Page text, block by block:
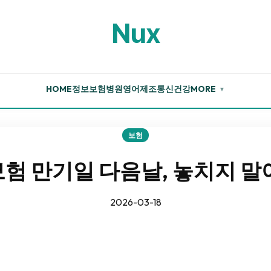
Nux
HOME정보보험병원영어제조통신건강MORE ▼
보험
만기일 다음날, 놓치지 말
2026-03-18